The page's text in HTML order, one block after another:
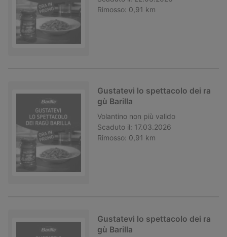
Rimosso: 0,91 km
Gustatevi lo spettacolo dei ra
gù Barilla
Volantino non più valido
Scaduto il: 17.03.2026
Rimosso: 0,91 km
Gustatevi lo spettacolo dei ra
gù Barilla